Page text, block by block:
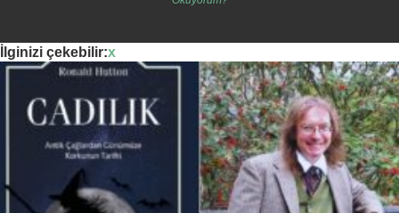
İlginizi çekebilir:x